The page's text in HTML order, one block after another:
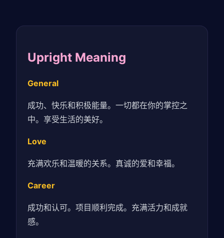
Upright Meaning
General
成功、快乐和积极能量。一切都在你的掌控之
中。享受生活的美好。
Love
充满欢乐和温暖的关系。真诚的爱和幸福。
Career
成功和认可。项目顺利完成。充满活力和成就
感。